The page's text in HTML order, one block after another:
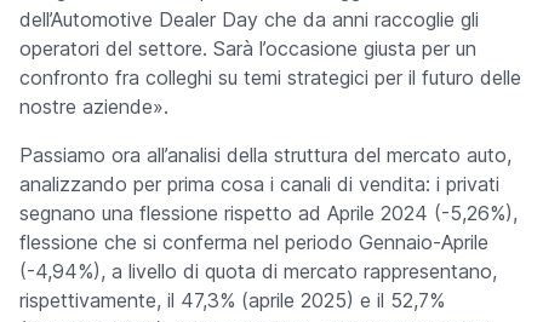
dell’Automotive Dealer Day che da anni raccoglie gli
operatori del settore. Sarà l’occasione giusta per un
confronto fra colleghi su temi strategici per il futuro delle
nostre aziende».
Passiamo ora all’analisi della struttura del mercato auto,
analizzando per prima cosa i canali di vendita: i privati
segnano una flessione rispetto ad Aprile 2024 (-5,26%),
flessione che si conferma nel periodo Gennaio-Aprile
(-4,94%), a livello di quota di mercato rappresentano,
rispettivamente, il 47,3% (aprile 2025) e il 52,7%